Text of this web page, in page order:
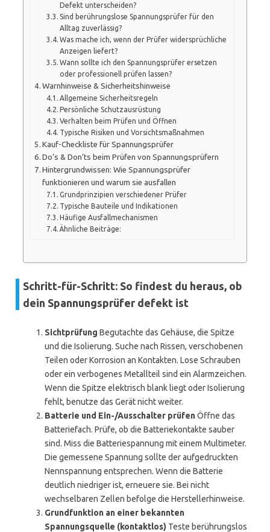
Defekt unterscheiden?
Sind berührungslose Spannungsprüfer für den
Alltag zuverlässig?
Was mache ich, wenn der Prüfer widersprüchliche
Anzeigen liefert?
Wann sollte ich den Spannungsprüfer ersetzen
oder professionell prüfen lassen?
Warnhinweise & Sicherheitshinweise
Allgemeine Sicherheitsregeln
Persönliche Schutzausrüstung
Verhalten beim Prüfen und Öffnen
Typische Risiken und Vorsichtsmaßnahmen
Kauf-Checkliste für Spannungsprüfer
Do’s & Don’ts beim Prüfen von Spannungsprüfern
Hintergrundwissen: Wie Spannungsprüfer
funktionieren und warum sie ausfallen
Grundprinzipien verschiedener Prüfer
Typische Bauteile und Indikationen
Häufige Ausfallmechanismen
Ähnliche Beiträge:
Schritt-für-Schritt: So findest du heraus, ob
dein Spannungsprüfer defekt ist
Sichtprüfung Begutachte das Gehäuse, die Spitze
und die Isolierung. Suche nach Rissen, verschobenen
Teilen oder Korrosion an Kontakten. Lose Schrauben
oder ein verbogenes Metallteil sind ein Alarmzeichen.
Wenn die Spitze elektrisch blank liegt oder Isolierung
fehlt, benutze das Gerät nicht weiter.
Batterie und Ein-/Ausschalter prüfenÖffne das
Batteriefach. Prüfe, ob die Batteriekontakte sauber
sind. Miss die Batteriespannung mit einem Multimeter.
Die gemessene Spannung sollte der aufgedruckten
Nennspannung entsprechen. Wenn die Batterie
deutlich niedriger ist, erneuere sie. Bei nicht
wechselbaren Zellen befolge die Herstellerhinweise.
Grundfunktion an einer bekannten
Spannungsquelle (kontaktlos) Teste berührungslos